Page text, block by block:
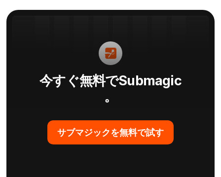
今すぐ無料でSubmagic
。
サブマジックを無料で試す